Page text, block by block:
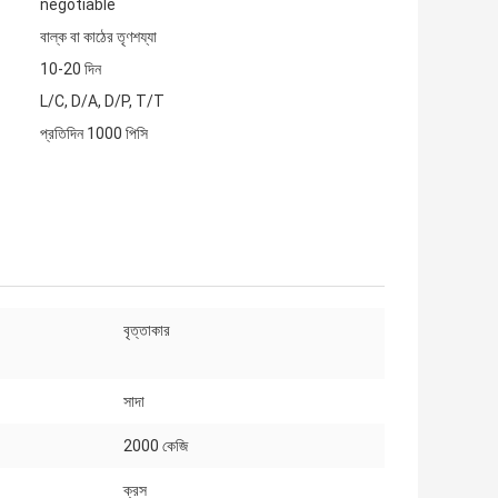
negotiable
বাল্ক বা কাঠের তৃণশয্যা
10-20 দিন
L/C, D/A, D/P, T/T
প্রতিদিন 1000 পিসি
বৃত্তাকার
সাদা
2000 কেজি
ক্রস